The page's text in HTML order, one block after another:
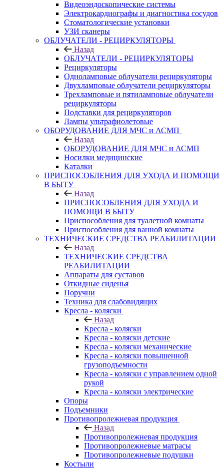
Видеоэндоскопические системы
Электрокардиографы и диагностика сосудов
Стоматологические установки
УЗИ сканеры
ОБЛУЧАТЕЛИ - РЕЦИРКУЛЯТОРЫ
Назад
ОБЛУЧАТЕЛИ - РЕЦИРКУЛЯТОРЫ
Рециркуляторы
Одноламповые облучатели рециркуляторы
Двухламповые облучатели рециркуляторы
Трехламповые и пятиламповые облучатели
рециркуляторы
Подставки для рециркуляторов
Лампы ультрафиолетовые
ОБОРУДОВАНИЕ ДЛЯ МЧС и АСМП
Назад
ОБОРУДОВАНИЕ ДЛЯ МЧС и АСМП
Носилки медицинские
Каталки
ПРИСПОСОБЛЕНИЯ ДЛЯ УХОДА И ПОМОЩИ
В БЫТУ
Назад
ПРИСПОСОБЛЕНИЯ ДЛЯ УХОДА И
ПОМОЩИ В БЫТУ
Приспособления для туалетной комнаты
Приспособления для ванной комнаты
ТЕХНИЧЕСКИЕ СРЕДСТВА РЕАБИЛИТАЦИИ
Назад
ТЕХНИЧЕСКИЕ СРЕДСТВА
РЕАБИЛИТАЦИИ
Аппараты для суставов
Откидные сиденья
Поручни
Техника для слабовидящих
Кресла - коляски
Назад
Кресла - коляски
Кресла - коляски детские
Кресла - коляски механические
Кресла - коляски повышенной
грузоподъемности
Кресла - коляски с управлением одной
рукой
Кресла - коляски электрические
Опоры
Подъемники
Противопролежневая продукция
Назад
Противопролежневая продукция
Противопролежневые матрасы
Противопролежневые подушки
Костыли